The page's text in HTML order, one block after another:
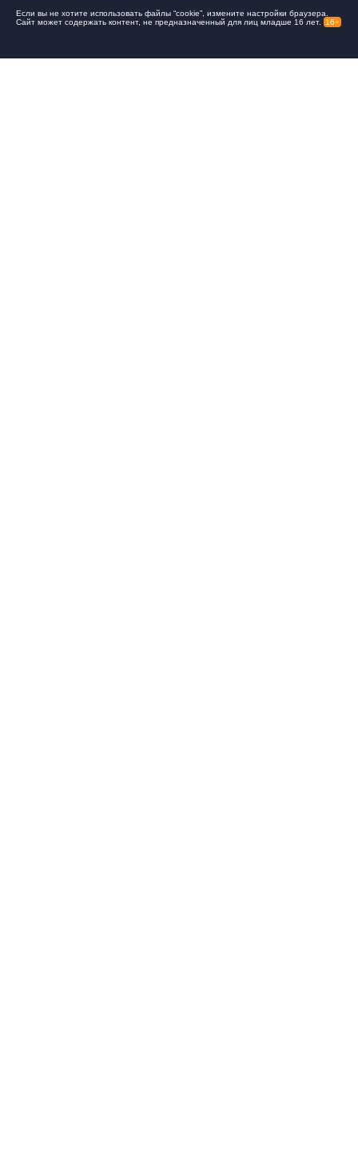
Если вы не хотите использовать файлы “cookie”, измените настройки браузера.
Сайт может содержать контент, не предназначенный для лиц младше 16 лет.
16+